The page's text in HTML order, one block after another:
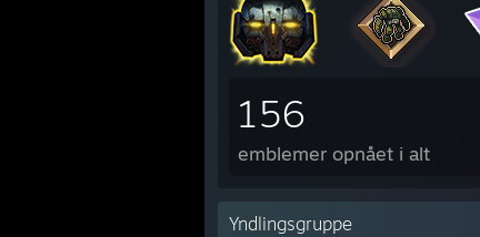
156
emblemer opnået i alt
Yndlingsgruppe